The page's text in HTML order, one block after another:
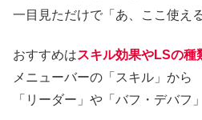
一目見ただけで「あ、ここ使え
おすすめはスキル効果やLSの種
メニューバーの「スキル」から
「リーダー」や「バフ・デバフ